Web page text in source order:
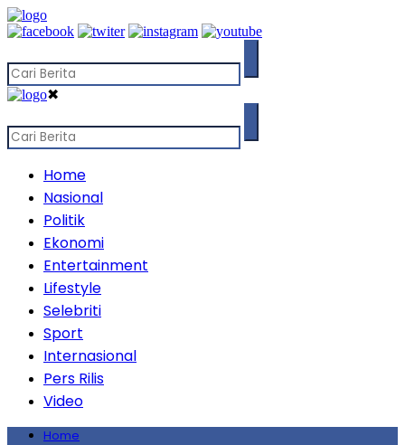
✖
Home
Nasional
Politik
Ekonomi
Entertainment
Lifestyle
Selebriti
Sport
Internasional
Pers Rilis
Video
Home